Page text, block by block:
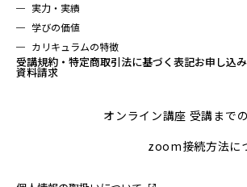
実力・実績
学びの価値
カリキュラムの特徴
受講規約・特定商取引法に基づく表記お申し込
資料請求
オンライン講座 受講まで
zoom接続方法に